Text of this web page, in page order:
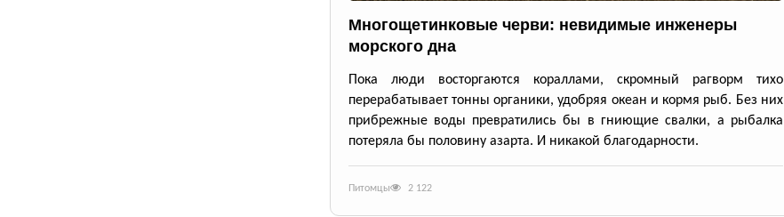
Многощетинковые черви: невидимые инженеры
морского дна
Пока люди восторгаются кораллами, скромный рагворм тихо
перерабатывает тонны органики, удобряя океан и кормя рыб. Без них
прибрежные воды превратились бы в гниющие свалки, а рыбалка
потеряла бы половину азарта. И никакой благодарности.
Питомцы 2 122